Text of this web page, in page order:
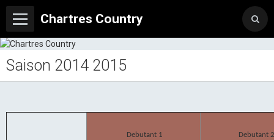
Chartres Country
Saison 2014 2015
Debutant 1 Debutant